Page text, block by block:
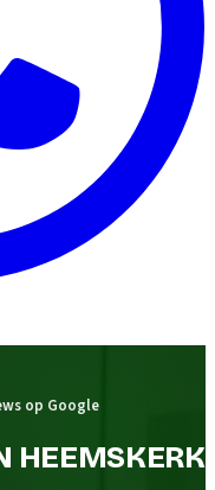
op Google
HEEMSKERK